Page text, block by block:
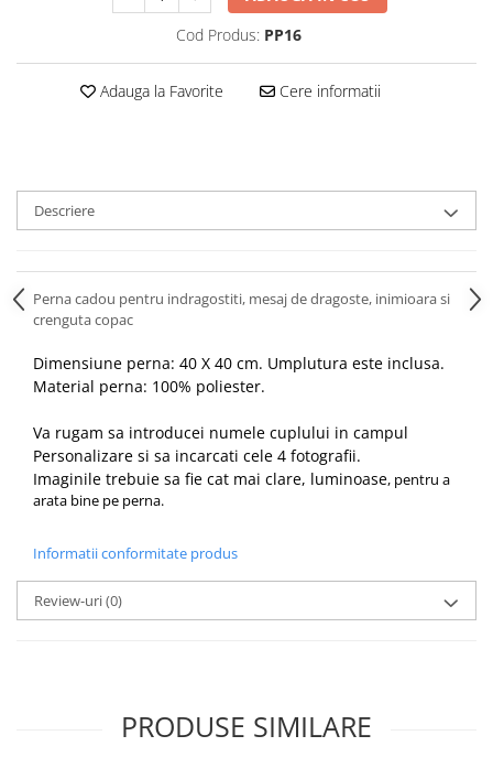
Cod Produs: PP16
Adauga la Favorite Cere informatii
Descriere
Perna cadou pentru indragostiti, mesaj de dragoste, inimioara si
crenguta copac
Dimensiune perna: 40 X 40 cm. Umplutura este inclusa.
Material perna: 100% poliester.
Va rugam sa introducei numele cuplului in campul
Personalizare si sa incarcati cele 4 fotografii.
Imaginile trebuie sa fie cat mai clare, luminoase, pentru a
arata bine pe perna.
Informatii conformitate produs
Review-uri(0)
PRODUSE SIMILARE